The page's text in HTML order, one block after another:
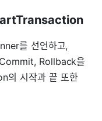
를 선언하고,
Rollback을
의 시작과 끝 또한